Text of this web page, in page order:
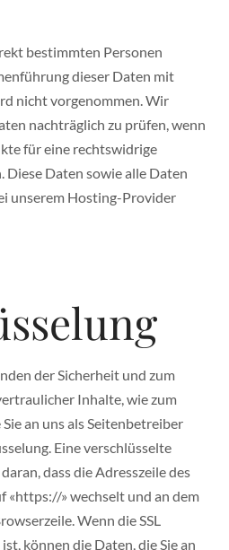
bestimmten Personen
dieser Daten mit
nicht vorgenommen. Wir
nachträglich zu prüfen, wenn
für eine rechtswidrige
Daten sowie alle Daten
unserem Hosting-Provider
der Sicherheit und zum
Inhalte, wie zum
an uns als Seitenbetreiber
Eine verschlüsselte
dass die Adresszeile des
«https://» wechselt und an dem
Wenn die SSL
können die Daten, die Sie an